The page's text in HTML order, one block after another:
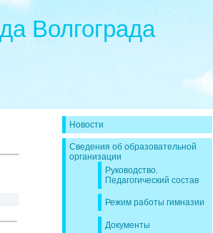
Волгограда
Новости
Сведения об образовательной
организации
Руководство.
Педагогический состав
Режим работы гимназии
Документы